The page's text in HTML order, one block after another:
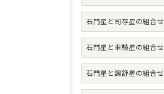
石門星と司存星の組合せ
石門星と車騎星の組合せ
石門星と調舒星の組合せ